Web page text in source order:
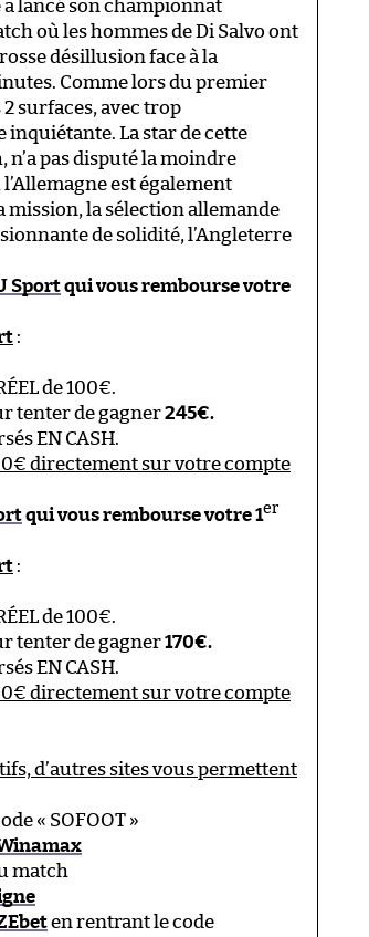
lancé son championnat
où les hommes de Di Salvo ont
désillusion face à la
Comme lors du premier
surfaces, avec trop
inquiétante. La star de cette
n’a pas disputé la moindre
est également
mission, la sélection allemande
de solidité, l’Angleterre
Sportqui vous rembourse votre
:
de 100€.
tenter de gagner245€.
EN CASH.
directement sur votre compte
qui vous rembourse votre 1er
:
de 100€.
tenter de gagner170€.
EN CASH.
directement sur votre compte
d’autres sites vous permettent
« SOFOOT »
match
en rentrant le code